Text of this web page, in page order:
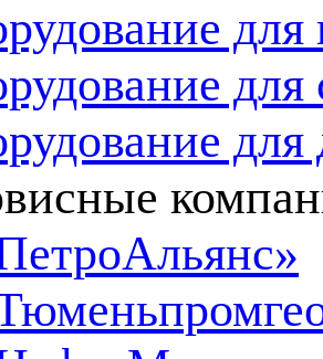
для
для